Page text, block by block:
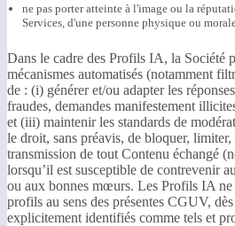
ne pas porter atteinte à l'image ou la
Services, d'une personne physique ou
Dans le cadre des Profils IA, la Société
mécanismes automatisés (notamment
de : (i) générer et/ou adapter les
fraudes, demandes manifestement
et (iii) maintenir les standards de
le droit, sans préavis, de bloquer,
transmission de tout Contenu échangé
lorsqu’il est susceptible de contrevenir
ou aux bonnes mœurs. Les Profils IA ne
profils au sens des présentes CGUV,
explicitement identifiés comme tels et